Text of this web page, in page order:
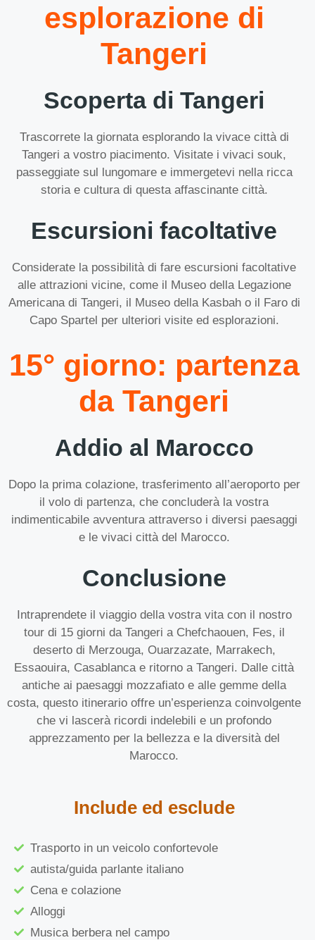
esplorazione di
Tangeri
Scoperta di Tangeri
Trascorrete la giornata esplorando la vivace città di
Tangeri a vostro piacimento. Visitate i vivaci souk,
passeggiate sul lungomare e immergetevi nella ricca
storia e cultura di questa affascinante città.
Escursioni facoltative
Considerate la possibilità di fare escursioni facoltative
alle attrazioni vicine, come il Museo della Legazione
Americana di Tangeri, il Museo della Kasbah o il Faro di
Capo Spartel per ulteriori visite ed esplorazioni.
15° giorno: partenza
da Tangeri
Addio al Marocco
Dopo la prima colazione, trasferimento all’aeroporto per
il volo di partenza, che concluderà la vostra
indimenticabile avventura attraverso i diversi paesaggi
e le vivaci città del Marocco.
Conclusione
Intraprendete il viaggio della vostra vita con il nostro
tour di 15 giorni da Tangeri a Chefchaouen, Fes, il
deserto di Merzouga, Ouarzazate, Marrakech,
Essaouira, Casablanca e ritorno a Tangeri. Dalle città
antiche ai paesaggi mozzafiato e alle gemme della
costa, questo itinerario offre un’esperienza coinvolgente
che vi lascerà ricordi indelebili e un profondo
apprezzamento per la bellezza e la diversità del
Marocco.
Include ed esclude
Trasporto in un veicolo confortevole
autista/guida parlante italiano
Cena e colazione
Alloggi
Musica berbera nel campo